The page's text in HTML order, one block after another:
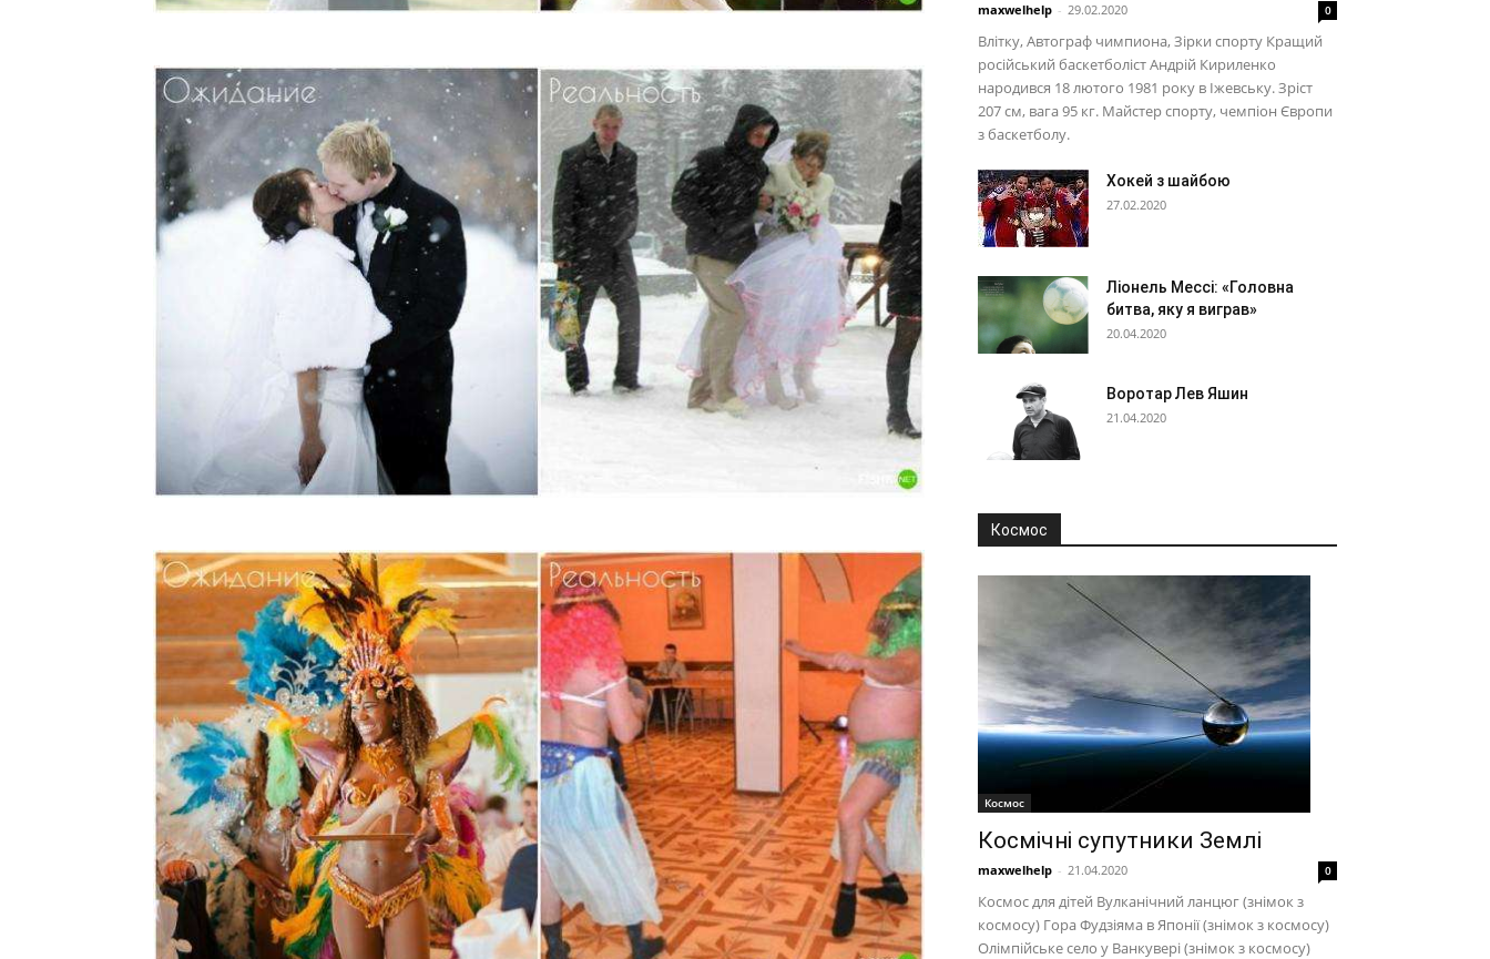
maxwelhelp - 29.02.2020 0
Влітку, Автограф чимпиона, Зірки спорту Кращий
російський баскетболіст Андрій Кириленко
народився 18 лютого 1981 року в Іжевську. Зріст
207 см, вага 95 кг. Майстер спорту, чемпіон Європи
з баскетболу.
Хокей з шайбою
27.02.2020
Ліонель Мессі: «Головна
битва, яку я виграв»
20.04.2020
Воротар Лев Яшин
21.04.2020
Космос
Космос
Космічні супутники Землі
maxwelhelp - 21.04.2020 0
Космос для дітей Вулканічний ланцюг (знімок з
космосу) Гора Фудзіяма в Японії (знімок з космосу)
Олімпійське село у Ванкувері (знімок з космосу)